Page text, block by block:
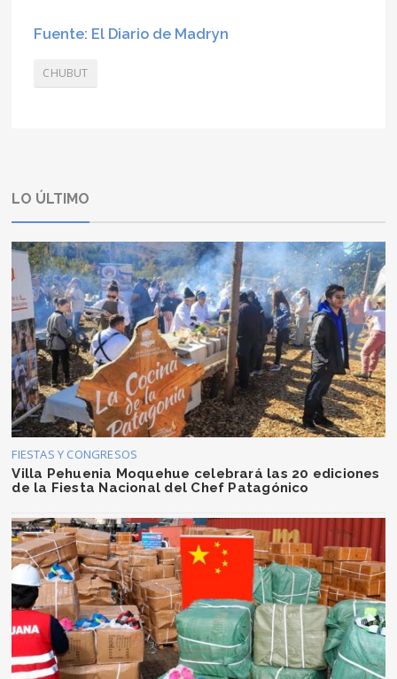
Fuente: El Diario de Madryn
CHUBUT
LO ÚLTIMO
FIESTAS Y CONGRESOS
Villa Pehuenia Moquehue celebrará las 20 ediciones
de la Fiesta Nacional del Chef Patagónico